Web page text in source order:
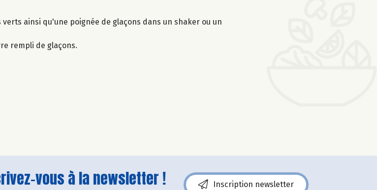
ainsi qu'une poignée de glaçons dans un shaker ou un
rempli de glaçons.
vous à la newsletter ! Inscription newsletter